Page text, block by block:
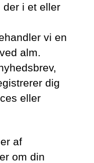
der i et eller
vi en
alm.
dig
eller
af
om din